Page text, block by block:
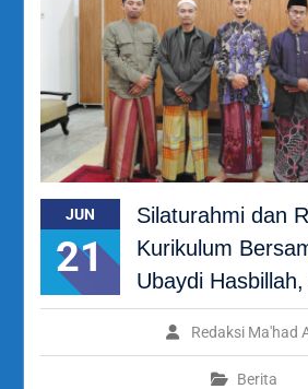
JUN
21
Silaturahmi dan
Kurikulum
Ubaydi
Redaksi Ma'had
Berita